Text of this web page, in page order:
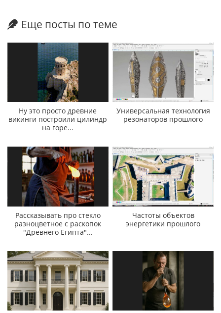
Еще посты по теме
Ну это просто древние
викинги построили цилиндр
на горе...
Универсальная технология
резонаторов прошлого
Рассказывать про стекло
разноцветное с раскопок
"Древнего Египта"...
Частоты объектов
энергетики прошлого